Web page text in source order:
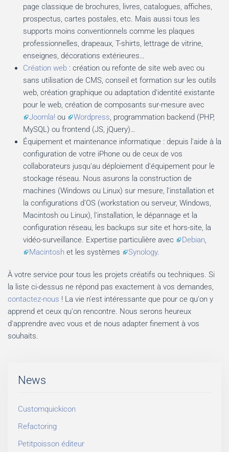
page classique de brochures, livres, catalogues, affiches,
prospectus, cartes postales, etc. Mais aussi tous les
supports moins conventionnels comme les plaques
professionnelles, drapeaux, T-shirts, lettrage de vitrine,
enseignes, décorations extérieures…
Création web : création ou refonte de site web avec ou
sans utilisation de CMS, conseil et formation sur les outils
web, création graphique ou adaptation d'identité existante
pour le web, création de composants sur-mesure avec
Joomla! ou Wordpress, programmation backend (PHP,
MySQL) ou frontend (JS, jQuery)…
Équipement et maintenance informatique : depuis l'aide à la
configuration de votre iPhone ou de ceux de vos
collaborateurs jusqu'au déploiement d'équipement pour le
stockage réseau. Nous asurons la construction de
machines (Windows ou Linux) sur mesure, l'installation et
la configurations d'OS (workstation ou serveur, Windows,
Macintosh ou Linux), l'installation, le dépannage et la
configuration réseau, les backups sur site et hors-site, la
vidéo-surveillance. Expertise particulière avec
Debian,
Macintosh et les systèmes Synology.
À votre service pour tous les projets créatifs ou techniques. Si
la liste ci-dessus ne répond pas exactement à vos demandes,
contactez-nous ! La vie n'est intéressante que pour ce qu'on y
apprend et ceux qu'on rencontre. Nous serons heureux
d'apprendre avec vous et de nous adapter finement à vos
souhaits.
News
Customquickicon
Refactoring
Petitpoisson éditeur